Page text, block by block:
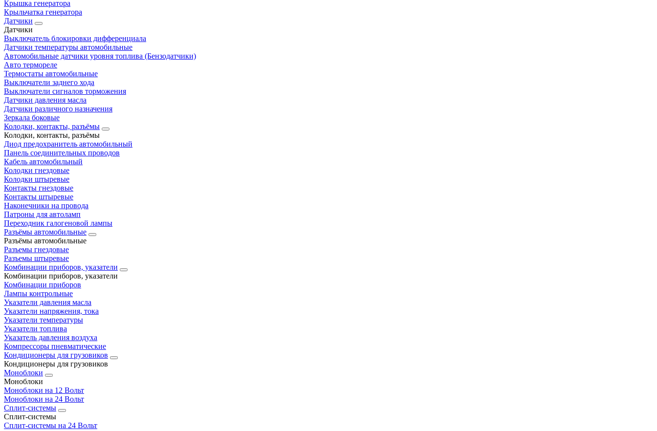
Крышка генератора
Крыльчатка генератора
Датчики
Датчики
Выключатель блокировки дифференциала
Датчики температуры автомобильные
Автомобильные датчики уровня топлива (Бензодатчики)
Авто термореле
Термостаты автомобильные
Выключатели заднего хода
Выключатели сигналов торможения
Датчики давления масла
Датчики различного назначения
Зеркала боковые
Колодки, контакты, разъёмы
Колодки, контакты, разъёмы
Диод предохранитель автомобильный
Панель соединительных проводов
Кабель автомобильный
Колодки гнездовые
Колодки штыревые
Контакты гнездовые
Контакты штыревые
Наконечники на провода
Патроны для автоламп
Переходник галогеновой лампы
Разъёмы автомобильные
Разъёмы автомобильные
Разъемы гнездовые
Разъемы штыревые
Комбинации приборов, указатели
Комбинации приборов, указатели
Комбинации приборов
Лампы контрольные
Указатели давления масла
Указатели напряжения, тока
Указатели температуры
Указатели топлива
Указатель давления воздуха
Компрессоры пневматические
Кондиционеры для грузовиков
Кондиционеры для грузовиков
Моноблоки
Моноблоки
Моноблоки на 12 Вольт
Моноблоки на 24 Вольт
Сплит-системы
Сплит-системы
Сплит‑системы на 24 Вольт